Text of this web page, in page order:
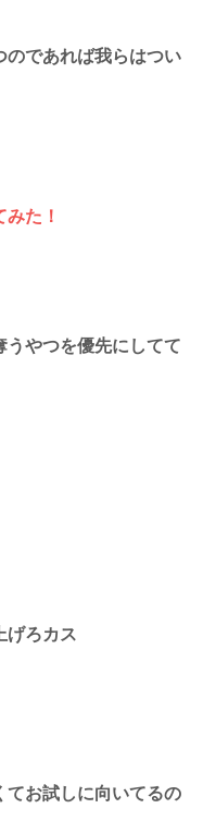
のであれば我らはつい
た！
うやつを優先にしてて
げろカス
てお試しに向いてるの